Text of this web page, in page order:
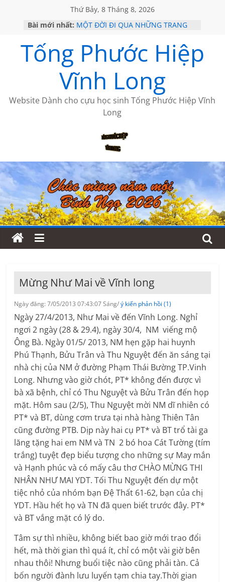
Thứ Bảy, 8 Tháng 8, 2026
Bài mới nhất: MỘT ĐỜI ĐI QUA NHỮNG TRANG
KHÔNG ĐỀ 19 CỦA THÁI LÃO
CHÙM THƠ CỦA BÍCH HÀ
GIÃ TỪ ĐÀ LẠT của ANTH ĐOÀN
HỌC SỬ HỒI XƯA
Tống Phước Hiệp
Vĩnh Long
Website Dành cho cựu học sinh Tống Phước Hiệp Vĩnh
Long
Mừng Như Mai về Vĩnh long
Ngày đăng: 7/05/2013 07:43:07 Sáng/ý kiến phản hồi (1)
Ngày 27/4/2013, Như Mai về đến Vĩnh Long. Nghỉ
ngơi 2 ngày (28 & 29.4), ngày 30/4, NM viếng mộ
Ông Bà. Ngày 01/5/ 2013, NM hẹn gặp hai huynh
Phú Thạnh, Bửu Trân và Thu Nguyệt đến ăn sáng tại
nhà chị của NM ở đường Phạm Thái Bường TP.Vinh
Long. Nhưng vào giờ chót, PT* không đến được vì
bà xã bệnh, chỉ có Thu Nguyệt và Bửu Trân đến họp
mặt. Hôm sau (2/5), Thu Nguyệt mời NM dĩ nhiên có
PT* và BT, dùng cơm trưa tại nhà hàng Thiên Tân
cũng đường PTB. Dịp này hai cụ PT* và BT trổ tài ga
lăng tặng hai em NM và TN 2 bó hoa Cát Tường (tím
trắng) tuyệt đẹp biểu tượng cho những sự May mắn
và Hạnh phúc và có mấy câu thơ CHÀO MỪNG THI
NHÂN NHƯ MAI YDT. Tối Thu Nguyệt đến dự một
tiệc nhỏ của nhóm bạn Đệ Thất 61-62, bạn của chị
YDT. Hầu hết họ và TN đã quen biết trước đây. PT*
và BT vắng mặt có lý do.
Tâm sự thì nhiều, không biết bao giờ mới trao đổi
hết, mà thời gian thì quá ít, chỉ có một vài giờ bên
nhau thôi! Nhưng buổi tiệc nào cũng phải tàn. Cả
bốn người đành lưu luyến tạm chia tay.Thời gian